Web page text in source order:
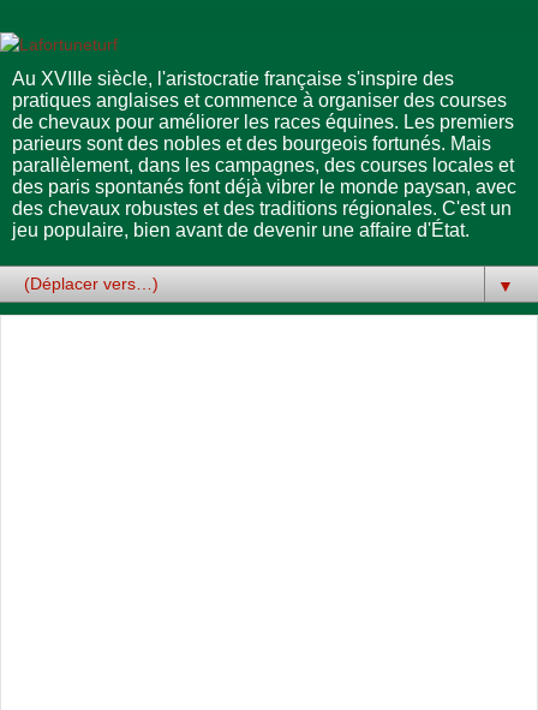
Au XVIIIe siècle, l'aristocratie française s'inspire des
pratiques anglaises et commence à organiser des courses
de chevaux pour améliorer les races équines. Les premiers
parieurs sont des nobles et des bourgeois fortunés. Mais
parallèlement, dans les campagnes, des courses locales et
des paris spontanés font déjà vibrer le monde paysan, avec
des chevaux robustes et des traditions régionales. C'est un
jeu populaire, bien avant de devenir une affaire d'État.
▼